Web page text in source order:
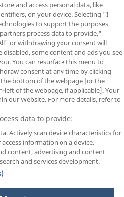
Χρήσης
Υπεύθυνος
Στοιχηματισμός
All rights reserved.
21+
and access personal data, like
on your device. Selecting "I
to support the purposes
process data to provide,"
or withdrawing your consent will
disabled, some content and ads you see
You can resurface this menu to
consent at any time by clicking
bottom of the webpage [or the
of the webpage, if applicable]. Your
our Website. For more details, refer to
data to provide:
Actively scan device characteristics for
information on a device.
content, advertising and content
and services development.